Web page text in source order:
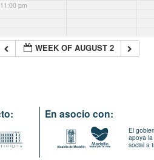
11:00 pm
WEEK OF AUGUST 2
En asocio con:
El
apoya la
social a